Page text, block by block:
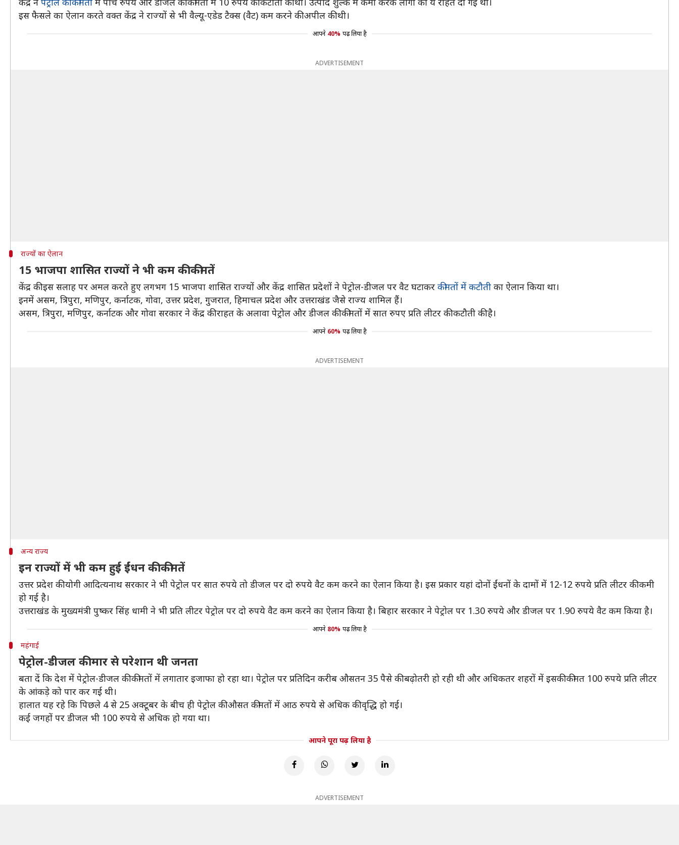
इस फैसले का ऐलान करते वक्त केंद्र ने राज्यों से भी वैल्यू-एडेड टैक्स (वैट) कम करने की अपील की थी।
आपने 40% पढ़ लिया है
ADVERTISEMENT
राज्यों का ऐलान
15 भाजपा शासित राज्यों ने भी कम की कीमतें
केंद्र की इस सलाह पर अमल करते हुए लगभग 15 भाजपा शासित राज्यों और केंद्र शासित प्रदेशों ने पेट्रोल-डीजल पर वैट घटाकर कीमतों में कटौती का ऐलान किया था।
इनमें असम, त्रिपुरा, मणिपुर, कर्नाटक, गोवा, उत्तर प्रदेश, गुजरात, हिमाचल प्रदेश और उत्तराखंड जैसे राज्य शामिल हैं।
असम, त्रिपुरा, मणिपुर, कर्नाटक और गोवा सरकार ने केंद्र की राहत के अलावा पेट्रोल और डीजल की कीमतों में सात रुपए प्रति लीटर की कटौती की है।
आपने 60% पढ़ लिया है
ADVERTISEMENT
अन्य राज्य
इन राज्यों में भी कम हुई ईंधन की कीमतें
उत्तर प्रदेश की योगी आदित्यनाथ सरकार ने भी पेट्रोल पर सात रुपये तो डीजल पर दो रुपये वैट कम करने का ऐलान किया है। इस प्रकार यहां दोनों ईंधनों के दामों में 12-12 रुपये प्रति लीटर की कमी
हो गई है।
उत्तराखंड के मुख्यमंत्री पुष्कर सिंह धामी ने भी प्रति लीटर पेट्रोल पर दो रुपये वैट कम करने का ऐलान किया है। बिहार सरकार ने पेट्रोल पर 1.30 रुपये और डीजल पर 1.90 रुपये वैट कम किया है।
आपने 80% पढ़ लिया है
महंगाई
पेट्रोल-डीजल की मार से परेशान थी जनता
बता दें कि देश में पेट्रोल-डीजल की कीमतों में लगातार इजाफा हो रहा था। पेट्रोल पर प्रतिदिन करीब औसतन 35 पैसे की बढ़ोतरी हो रही थी और अधिकतर शहरों में इसकी कीमत 100 रुपये प्रति लीटर
के आंकड़े को पार कर गई थी।
​हालात यह रहे कि पिछले 4 से 25 अक्टूबर के बीच ही पेट्रोल की औसत कीमतों में आठ रुपये से अधिक की वृद्धि हो गई।
कई जगहों पर डीजल भी 100 रुपये से अधिक हो गया था।
आपने पूरा पढ़ लिया है
ADVERTISEMENT